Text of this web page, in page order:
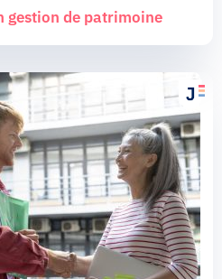
gestion de patrimoine